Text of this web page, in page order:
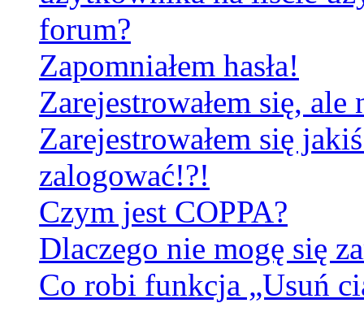
forum?
Zapomniałem hasła!
Zarejestrowałem się,
Zarejestrowałem się
zalogować!?!
Czym jest COPPA?
Dlaczego nie mogę się
Co robi funkcja „Usuń